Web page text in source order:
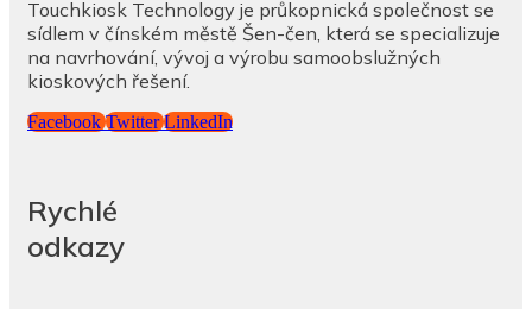
Touchkiosk Technology je průkopnická společnost se
sídlem v čínském městě Šen-čen, která se specializuje
na navrhování, vývoj a výrobu samoobslužných
kioskových řešení.
Facebook Twitter LinkedIn
Rychlé
odkazy